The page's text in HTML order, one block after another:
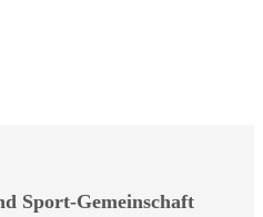
Sport-Gemeinschaft